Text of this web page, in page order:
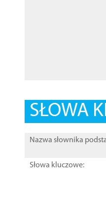
SŁOWA
Nazwa słownika
Słowa kluczowe: